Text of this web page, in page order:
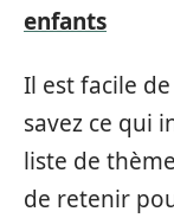
enfants
Il est facile
savez ce qui
liste de
de retenir